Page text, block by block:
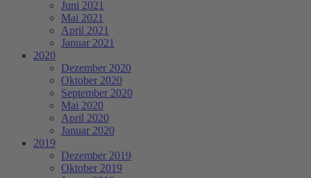
Juni 2021
Mai 2021
April 2021
Januar 2021
2020
Dezember 2020
Oktober 2020
September 2020
Mai 2020
April 2020
Januar 2020
2019
Dezember 2019
Oktober 2019